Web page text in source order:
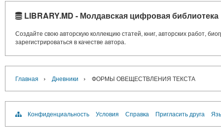
LIBRARY.MD - Молдавская цифровая библиотека
Создайте свою авторскую коллекцию статей, книг, авторских работ,
зарегистрироваться в качестве автора.
Главная › Дневники › ФОРМЫ ОВЕЩЕСТВЛЕНИЯ ТЕКСТА
Конфиденциальность Условия Справка Пригласить друга